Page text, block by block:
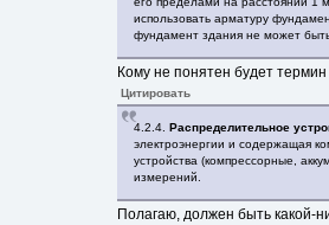
использовать арматуру
фундамент здания не может
Кому не понятен будет термин
Цитировать
4.2.4. Распределительное
электроэнергии и содержащая
устройства (компрессорные,
измерений.
Полагаю, должен быть какой-